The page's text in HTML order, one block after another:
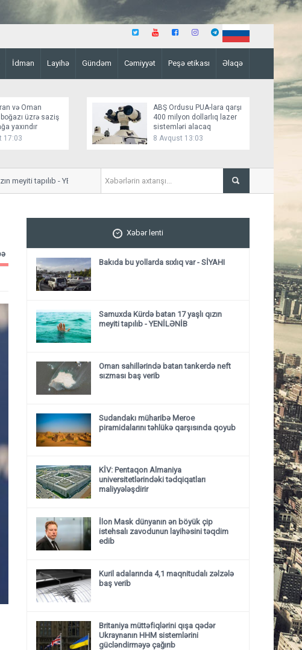
İdman Layihə Gündəm Cəmiyyət Peşə etikası Əlaqə
və Oman
üzrə saziş
yaxındır
17:03
ABŞ Ordusu PUA-lara qarşı
400 milyon dollarlıq lazer
sistemləri alacaq
8 Avqust 13:03
tapılıb - YENİLƏNİB Oman sahillərində batan
Xəbər lenti
Bakıda bu yollarda sıxlıq var - SİYAHI
Samuxda Kürdə batan 17 yaşlı qızın
meyiti tapılıb - YENİLƏNİB
Oman sahillərində batan tankerdə neft
sızması baş verib
Sudandakı müharibə Meroe
piramidalarını təhlükə qarşısında qoyub
KİV: Pentaqon Almaniya
universitetlərindəki tədqiqatları
maliyyələşdirir
İlon Mask dünyanın ən böyük çip
istehsalı zavodunun layihəsini təqdim
edib
Kuril adalarında 4,1 maqnitudalı zəlzələ
baş verib
Britaniya müttəfiqlərini qışa qədər
Ukraynanın HHM sistemlərini
gücləndirməyə çağırıb